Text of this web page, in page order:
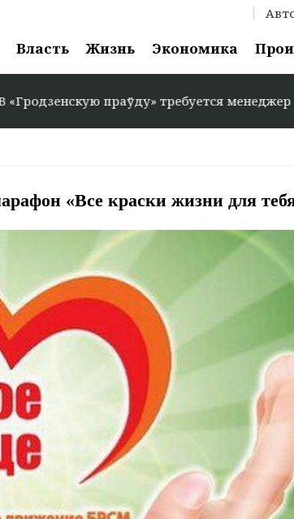
Власть Жизнь Экономика
праўду» требуется менеджер по
«Все краски жизни для